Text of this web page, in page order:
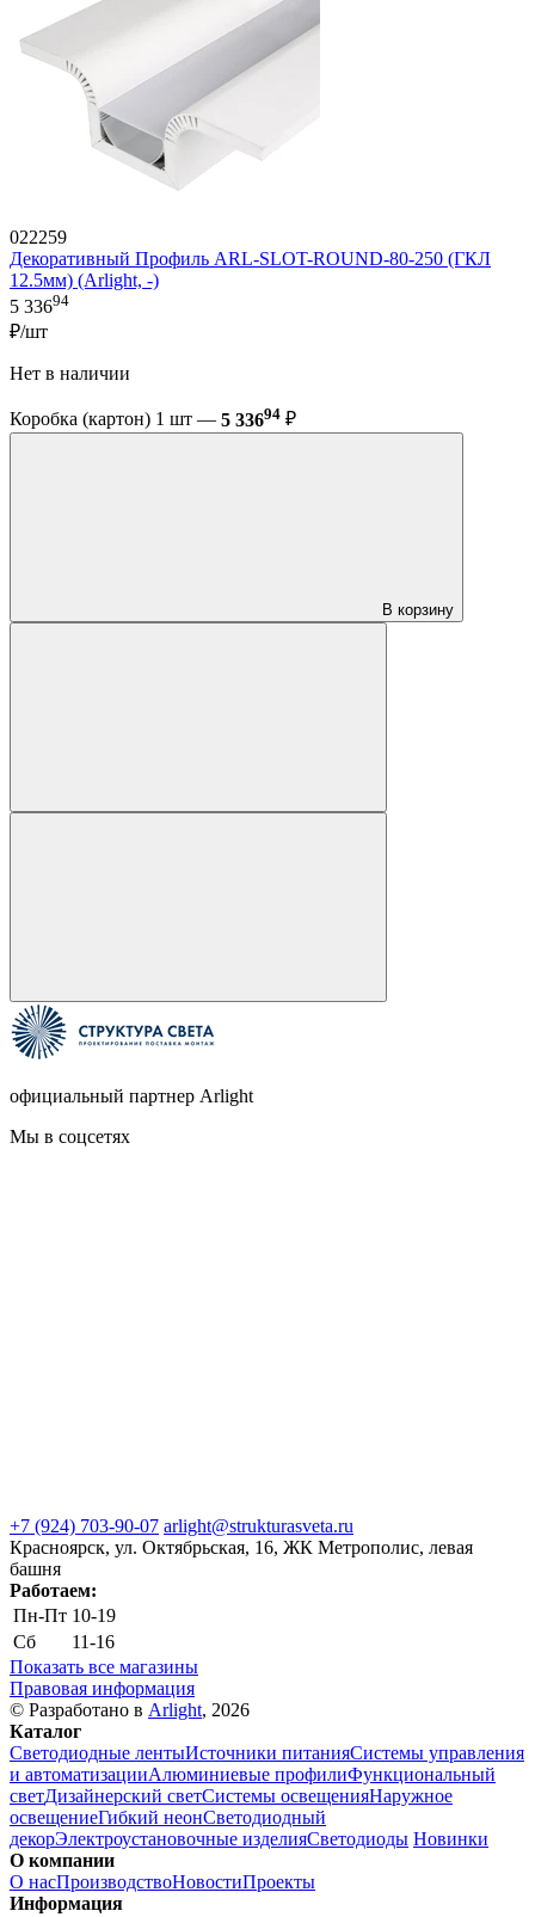
022259
Декоративный Профиль ARL-SLOT-ROUND-80-250 (ГКЛ
12.5мм) (Arlight, -)
5 33694
₽/шт
Нет в наличии
Коробка (картон) 1 шт — 5 33694 ₽
В корзину
официальный партнер Arlight
Мы в соцсетях
+7 (924) 703-90-07 arlight@strukturasveta.ru
Красноярск, ул. Октябрьская, 16, ЖК Метрополис, левая
башня
Работаем:
Пн-Пт 10-19
Сб
11-16
Показать все магазины
Правовая информация
© Разработано в Arlight, 2026
Каталог
Светодиодные лентыИсточники питанияСистемы управления
и автоматизацииАлюминиевые профилиФункциональный
светДизайнерский светСистемы освещенияНаружное
освещениеГибкий неонСветодиодный
декорЭлектроустановочные изделияСветодиоды Новинки
О компании
О насПроизводствоНовостиПроекты
Информация